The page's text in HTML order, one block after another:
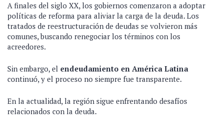
A finales del siglo XX, los gobiernos comenzaron a adoptar
políticas de reforma para aliviar la carga de la deuda. Los
tratados de reestructuración de deudas se volvieron más
comunes, buscando renegociar los términos con los
acreedores.
Sin embargo, el endeudamiento en América Latina
continuó, y el proceso no siempre fue transparente.
En la actualidad, la región sigue enfrentando desafíos
relacionados con la deuda.